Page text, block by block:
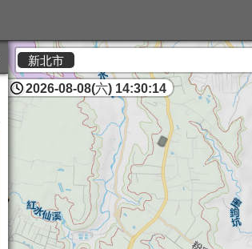
新北市
2026-08-08(六) 14:30:14